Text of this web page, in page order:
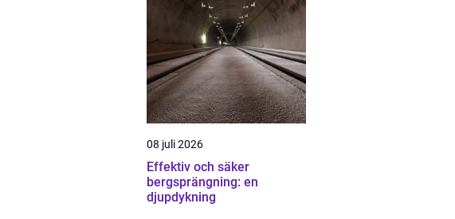
08 juli 2026
Effektiv och säker
bergsprängning: en
djupdykning